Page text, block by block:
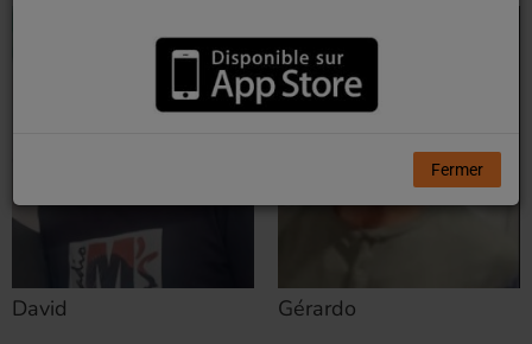
David Gérardo
Fermer